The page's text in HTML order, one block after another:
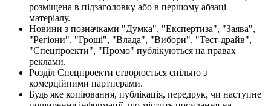
розміщена в підзаголовку або в першому абзаці
матеріалу.
Новини з позначками "Думка", "Експертиза", "Заява",
"Регіони", "Гроші", "Влада", "Вибори", "Тест-драйв",
"Спецпроекти", "Промо" публікуються на правах
реклами.
Розділ Спецпроекти створюється спільно з
комерційними партнерами.
Будь яке копіювання, публікація, передрук, чи наступне